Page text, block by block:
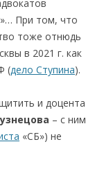
При том, что
тоже отнюдь
в 2021 г. как
(дело Ступина).
и доцента
– с ним
«СБ») не